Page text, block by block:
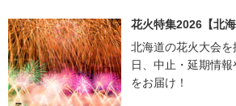
花火特集2026【北海
北海道の花火大会
日、中止・延期情
をお届け！